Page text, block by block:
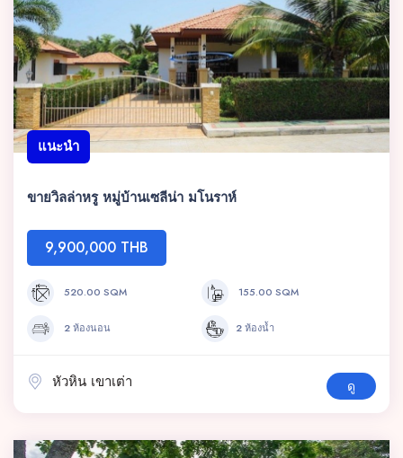
แนะนำ
ขายวิลล่าหรู หมู่บ้านเซลีน่า มโนราห์
9,900,000 THB
520.00 SQM 155.00 SQM
2 ห้องนอน 2 ห้องน้ำ
หัวหิน เขาเต่า ดู